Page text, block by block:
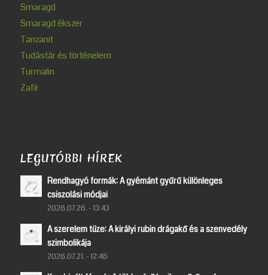
Smaragd
Smaragd ékszer
Tanzanit
Tudástár és történelem
Turmalin
Zafír
LEGUTÓBBI HÍREK
Rendhagyó formák: A gyémánt gyűrű különleges
csiszolási módjai
2026.07.26. - 13:43
A szerelem tüze: A királyi rubin drágakő és a szenvedély
szimbolikája
2026.07.21. - 12:46